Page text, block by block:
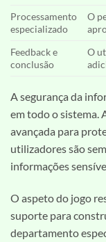
Processamento
especializado
O
Feedback e
conclusão
O
A segurança da
em todo o sistema.
avançada para
utilizadores são
informações
O aspeto do jogo
suporte para
departamento